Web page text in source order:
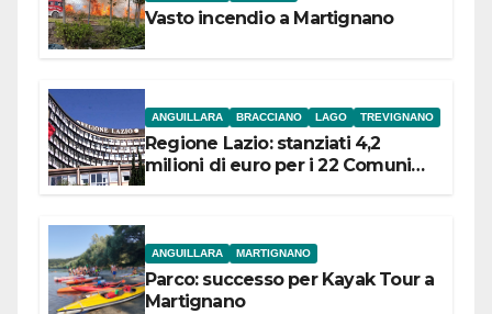
Vasto incendio a Martignano
ANGUILLARA BRACCIANO LAGO TREVIGNANO
Regione Lazio: stanziati 4,2
milioni di euro per i 22 Comuni
ANGUILLARA MARTIGNANO
Parco: successo per Kayak Tour a
Martignano